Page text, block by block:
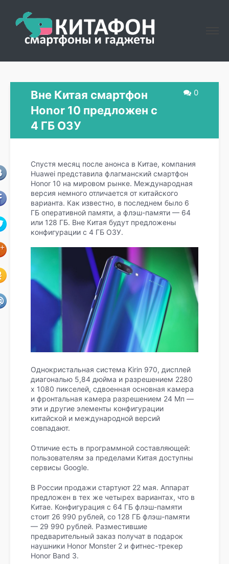
0
Вне Китая смартфон
Honor 10 предложен с
4 ГБ ОЗУ
Спустя месяц после анонса в Китае, компания
Huawei представила флагманский смартфон
Honor 10 на мировом рынке. Международная
версия немного отличается от китайского
варианта. Как известно, в последнем было 6
ГБ оперативной памяти, а флэш-памяти — 64
или 128 ГБ. Вне Китая будут предложены
конфигурации с 4 ГБ ОЗУ.
Однокристальная система Kirin 970, дисплей
диагональю 5,84 дюйма и разрешением 2280
х 1080 пикселей, сдвоенная основная камера
и фронтальная камера разрешением 24 Мп —
эти и другие элементы конфигурации
китайской и международной версий
совпадают.
Отличие есть в программной составляющей:
пользователям за пределами Китая доступны
сервисы Google.
В России продажи стартуют 22 мая. Аппарат
предложен в тех же четырех вариантах, что в
Китае. Конфигурация с 64 ГБ флэш-памяти
стоит 26 990 рублей, со 128 ГБ флэш-памяти
— 29 990 рублей. Разместившие
предварительный заказ получат в подарок
наушники Honor Monster 2 и фитнес-трекер
Honor Band 3.